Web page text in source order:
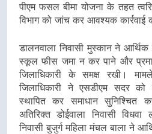
पीएम फसल बीमा योजना के तहत
विभाग को जांच कर आवश्यक कार्रवाई
डालनवाला निवासी मुस्कान ने
स्कूल फीस जमा न कर पाने और
जिलाधिकारी के समक्ष रखी।
जिलाधिकारी ने एसडीएम सदर
स्थापित कर समाधान सुनिश्चित
अतिरिक्त डोईवाला निवासी
निवासी बुजुर्ग महिला मंचल बाला ने